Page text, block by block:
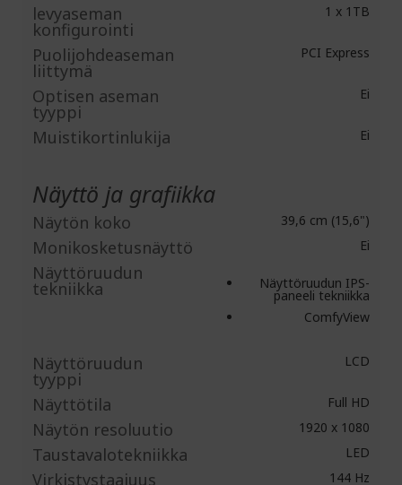
levyaseman
konfigurointi
1 x 1TB
Puolijohdeaseman
liittymä
PCI Express
Optisen aseman
tyyppi
Ei
Muistikortinlukija Ei
Näyttö ja grafiikka
Näytön koko 39,6 cm (15,6")
Monikosketusnäyttö Ei
Näyttöruudun
tekniikka Näyttöruudun IPS-
paneeli tekniikka
ComfyView
Näyttöruudun
tyyppi
LCD
Näyttötila Full HD
Näytön resoluutio 1920 x 1080
Taustavalotekniikka LED
Virkistystaajuus 144 Hz